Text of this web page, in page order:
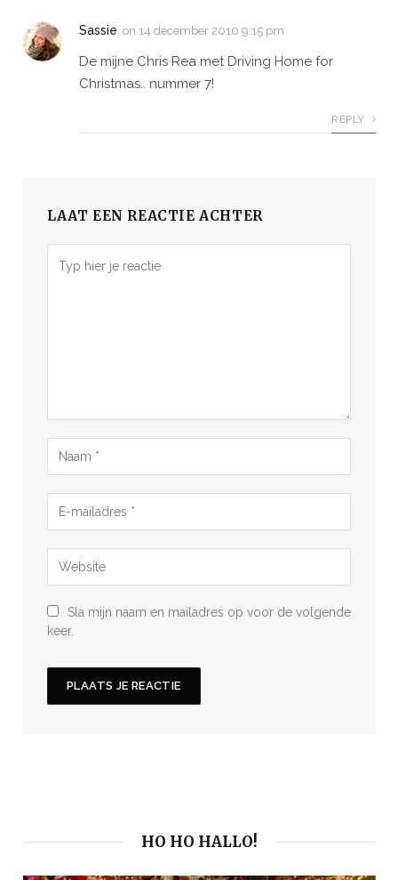
Sassie on 14 december 2010 9:15 pm
De mijne Chris Rea met Driving Home for
Christmas.. nummer 7!
REPLY
LAAT EEN REACTIE ACHTER
Sla mijn naam en mailadres op voor de volgende
keer.
HO HO HALLO!